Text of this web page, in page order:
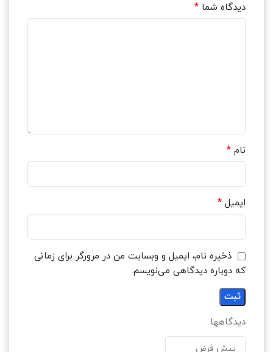
دیدگاهها
دیدگاه شما *
نام *
ایمیل *
ذخیره نام، ایمیل و وبسایت من در مرورگر برای زمانی
که دوباره دیدگاهی می‌نویسم.